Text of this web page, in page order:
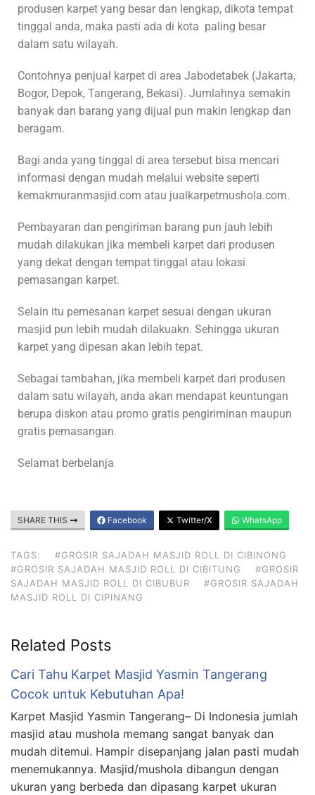
produsen karpet yang besar dan lengkap, dikota tempat
tinggal anda, maka pasti ada di kota paling besar
dalam satu wilayah.
Contohnya penjual karpet di area Jabodetabek (Jakarta,
Bogor, Depok, Tangerang, Bekasi). Jumlahnya semakin
banyak dan barang yang dijual pun makin lengkap dan
beragam.
Bagi anda yang tinggal di area tersebut bisa mencari
informasi dengan mudah melalui website seperti
kemakmuranmasjid.com atau jualkarpetmushola.com.
Pembayaran dan pengiriman barang pun jauh lebih
mudah dilakukan jika membeli karpet dari produsen
yang dekat dengan tempat tinggal atau lokasi
pemasangan karpet.
Selain itu pemesanan karpet sesuai dengan ukuran
masjid pun lebih mudah dilakuakn. Sehingga ukuran
karpet yang dipesan akan lebih tepat.
Sebagai tambahan, jika membeli karpet dari produsen
dalam satu wilayah, anda akan mendapat keuntungan
berupa diskon atau promo gratis pengiriminan maupun
gratis pemasangan.
Selamat berbelanja
SHARE THIS Facebook Twitter/X WhatsApp
TAGS:
#GROSIR SAJADAH MASJID ROLL DI CIBINONG
#GROSIR SAJADAH MASJID ROLL DI CIBITUNG
#GROSIR
SAJADAH MASJID ROLL DI CIBUBUR
#GROSIR SAJADAH
MASJID ROLL DI CIPINANG
Related Posts
Cari Tahu Karpet Masjid Yasmin Tangerang
Cocok untuk Kebutuhan Apa!
Karpet Masjid Yasmin Tangerang– Di Indonesia jumlah
masjid atau mushola memang sangat banyak dan
mudah ditemui. Hampir disepanjang jalan pasti mudah
menemukannya. Masjid/mushola dibangun dengan
ukuran yang berbeda dan dipasang karpet ukuran